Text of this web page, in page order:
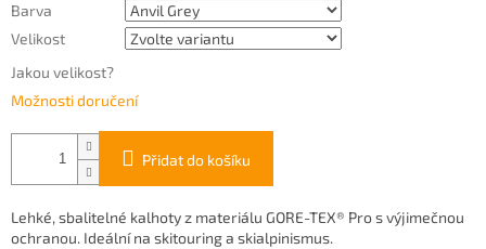
Barva
Velikost
Jakou velikost?
Možnosti doručení
Přidat do košíku
Lehké, sbalitelné kalhoty z materiálu GORE-TEX® Pro s výjimečnou
ochranou. Ideální na skitouring a skialpinismus.